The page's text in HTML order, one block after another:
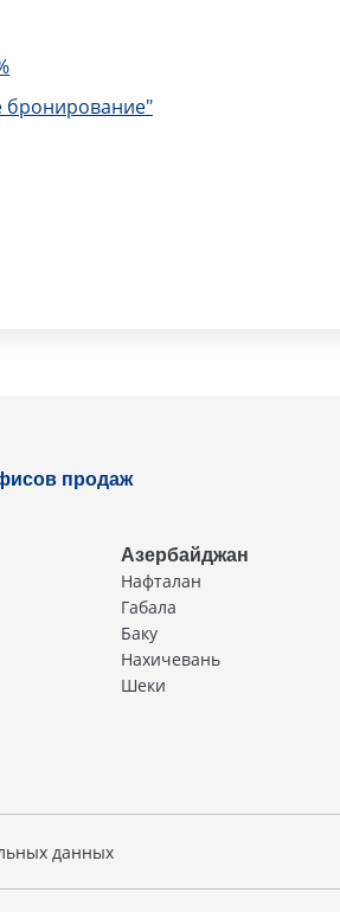
бронирование"
продаж
Азербайджан
Нафталан
Габала
Баку
Нахичевань
Шеки
данных